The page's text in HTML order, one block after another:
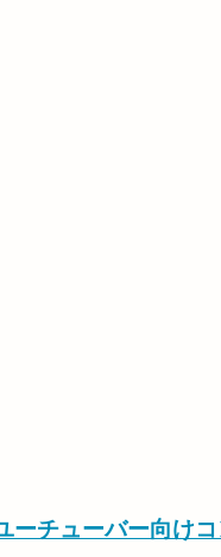
ーチューバー向け